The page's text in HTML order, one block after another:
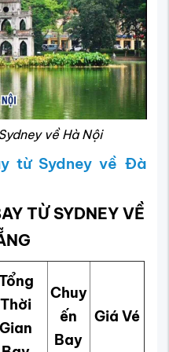
về Hà Nội
từ Sydney về Đà
TỪ SYDNEY VỀ
Thời
Gian
Chuy
ến
Bay
Giá Vé